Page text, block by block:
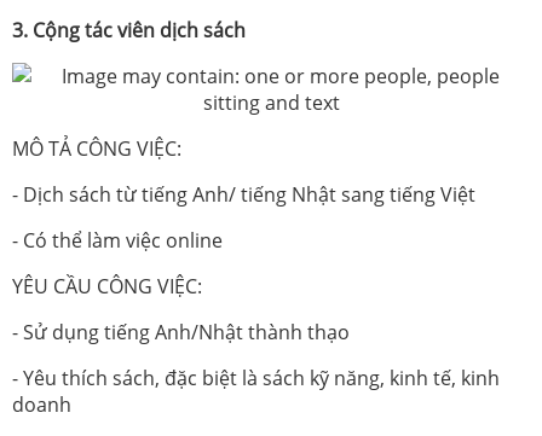
3. Cộng tác viên dịch sách
MÔ TẢ CÔNG VIỆC:
- Dịch sách từ tiếng Anh/ tiếng Nhật sang tiếng Việt
- Có thể làm việc online
YÊU CẦU CÔNG VIỆC:
- Sử dụng tiếng Anh/Nhật thành thạo
- Yêu thích sách, đặc biệt là sách kỹ năng, kinh tế, kinh
doanh